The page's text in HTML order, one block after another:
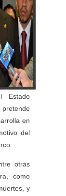
Estado
en
del
otras
como
y